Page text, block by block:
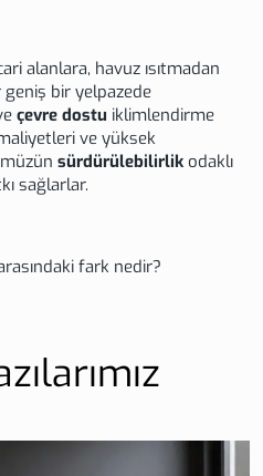
alanlara, havuz ısıtmadan
bir yelpazede
çevre dostu iklimlendirme
ve yüksek
sürdürülebilirlik odaklı
sağlarlar.
fark nedir?